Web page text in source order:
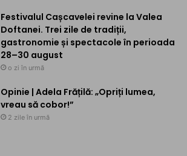
Festivalul Cașcavelei revine la Valea
Doftanei. Trei zile de tradiții,
gastronomie și spectacole în perioada
28–30 august
o zi în urmă
Opinie | Adela Frățilă: „Opriți lumea,
vreau să cobor!”
2 zile în urmă